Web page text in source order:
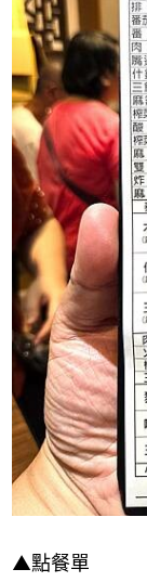
▲點餐單